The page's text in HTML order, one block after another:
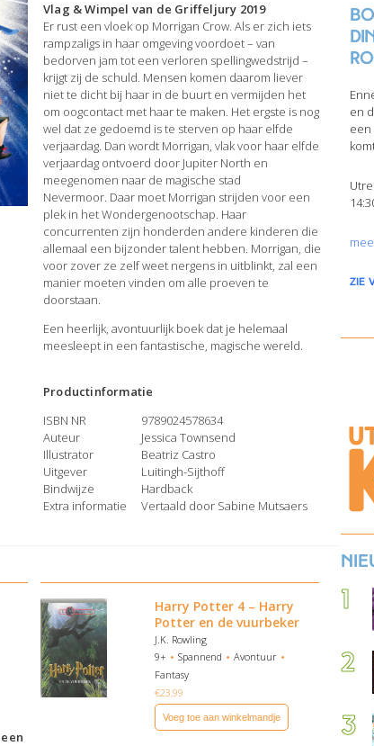
Vlag & Wimpel van de Griffeljury 2019
Er rust een vloek op Morrigan Crow. Als er zich iets
rampzaligs in haar omgeving voordoet – van
bedorven jam tot een verloren spellingwedstrijd –
krijgt zij de schuld. Mensen komen daarom liever
niet te dicht bij haar in de buurt en vermijden het
om oogcontact met haar te maken. Het ergste is nog
wel dat ze gedoemd is te sterven op haar elfde
verjaardag. Dan wordt Morrigan, vlak voor haar elfde
verjaardag ontvoerd door Jupiter North en
meegenomen naar de magische stad
Nevermoor. Daar moet Morrigan strijden voor een
plek in het Wondergenootschap. Haar
concurrenten zijn honderden andere kinderen die
allemaal een bijzonder talent hebben. Morrigan, die
voor zover ze zelf weet nergens in uitblinkt, zal een
manier moeten vinden om alle proeven te
doorstaan.
Een heerlijk, avontuurlijk boek dat je helemaal
meesleept in een fantastische, magische wereld.
Productinformatie
ISBN NR
9789024578634
Auteur
Jessica Townsend
Illustrator
Beatriz Castro
Uitgever
Luitingh-Sijthoff
Bindwijze
Hardback
Extra informatie
Vertaald door Sabine Mutsaers
Harry Potter 4 – Harry
Potter en de vuurbeker
J.K. Rowling
9+
Spannend
Avontuur
Fantasy
€23,99
Voeg toe aan winkelmandje
en
een
zie